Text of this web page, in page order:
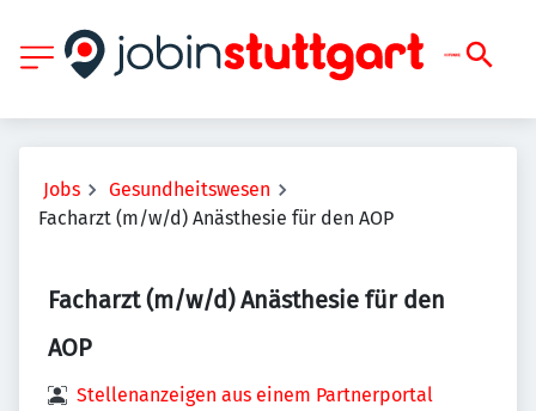
Jobs
Gesundheitswesen
Facharzt (m/w/d) Anästhesie für den AOP
Facharzt (m/w/d) Anästhesie für den
AOP
Stellenanzeigen aus einem Partnerportal